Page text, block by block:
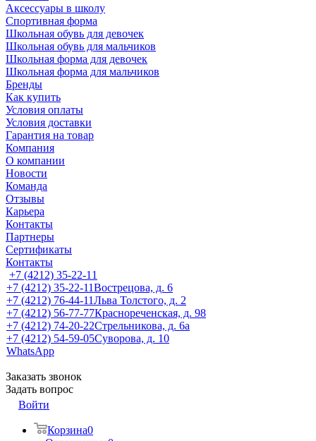
Аксессуары в школу
Спортивная форма
Школьная обувь для девочек
Школьная обувь для мальчиков
Школьная форма для девочек
Школьная форма для мальчиков
Бренды
Как купить
Условия оплаты
Условия доставки
Гарантия на товар
Компания
О компании
Новости
Команда
Отзывы
Карьера
Контакты
Партнеры
Сертификаты
Контакты
+7 (4212) 35-22-11
+7 (4212) 35-22-11Вострецова, д. 6
+7 (4212) 76-44-11Льва Толстого, д. 2
+7 (4212) 56-77-77Краснореченская, д. 98
+7 (4212) 74-20-22Стрельникова, д. 6а
+7 (4212) 54-59-05Суворова, д. 10
WhatsApp
Заказать звонок
Задать вопрос
Войти
Корзина0